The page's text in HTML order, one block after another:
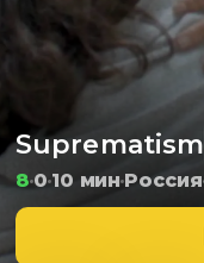
Suprematism
8 0 10 минРоссия